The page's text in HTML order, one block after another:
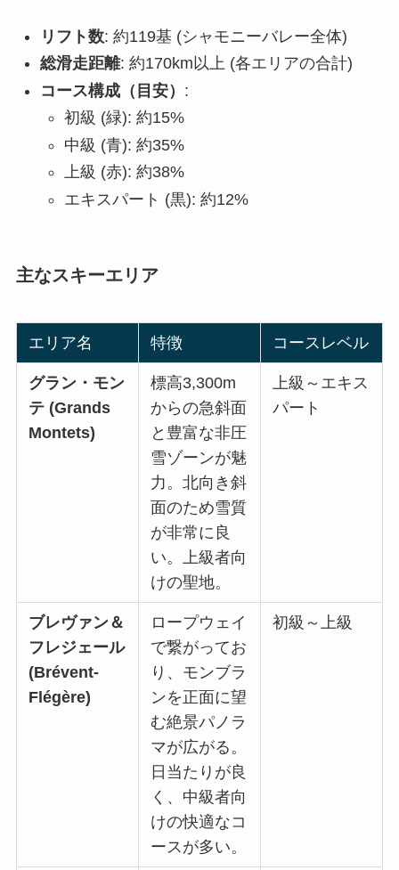
リフト数: 約119基 (シャモニーバレー全体)
総滑走距離: 約170km以上 (各エリアの合計)
コース構成（目安） :
初級 (緑): 約15%
中級 (青): 約35%
上級 (赤): 約38%
エキスパート (黒): 約12%
主なスキーエリア
エリア名 特徴 コースレベル
グラン・モン
テ (Grands
Montets)
標高3,300m
からの急斜面
と豊富な非圧
雪ゾーンが魅
力。北向き斜
面のため雪質
が非常に良
い。上級者向
けの聖地。
上級～エキス
パート
ブレヴァン＆
フレジェール
(Brévent-
Flégère)
ロープウェイ
で繋がってお
り、モンブラ
ンを正面に望
む絶景パノラ
マが広がる。
日当たりが良
く、中級者向
けの快適なコ
ースが多い。
初級～上級